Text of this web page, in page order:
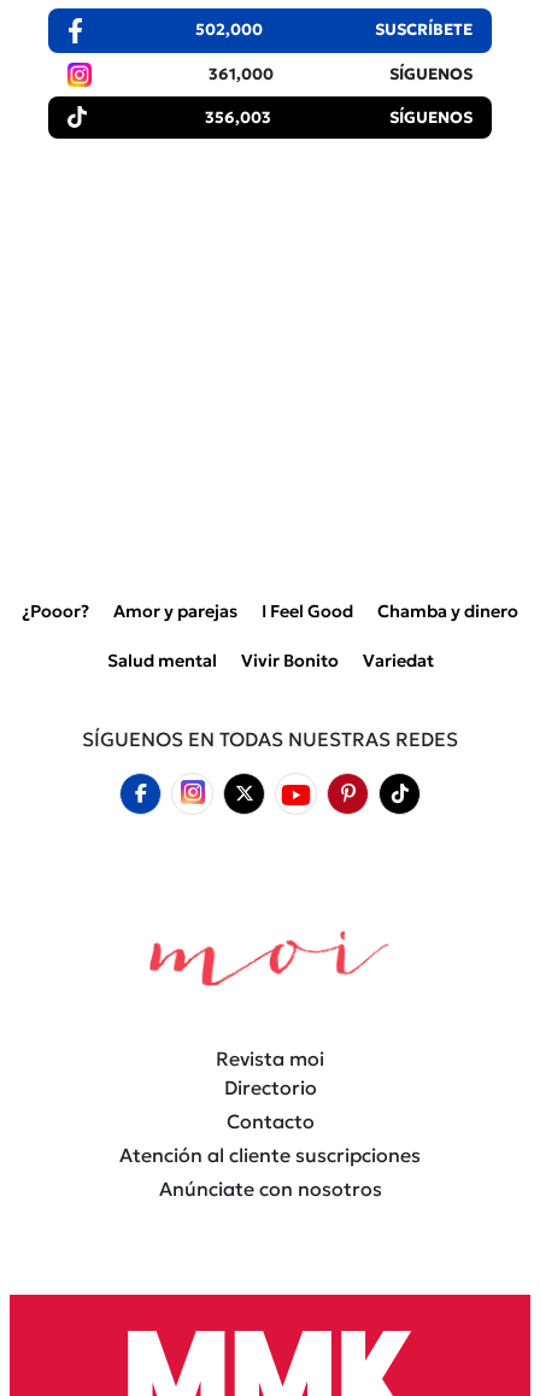
502,000 SUSCRÍBETE
361,000 SÍGUENOS
356,003 SÍGUENOS
¿Pooor? Amor y parejas I Feel Good Chamba y dinero
Salud mental Vivir Bonito Variedat
SÍGUENOS EN TODAS NUESTRAS REDES
Revista moi
Directorio
Contacto
Atención al cliente suscripciones
Anúnciate con nosotros